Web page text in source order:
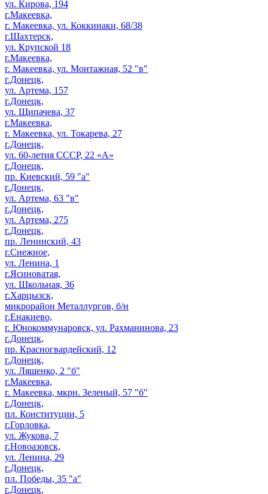
ул. Кирова, 194
г.Макеевка,
г. Макеевка, ул. Коккинаки, 68/38
г.Шахтерск,
ул. Крупской 18
г.Макеевка,
г. Макеевка, ул. Монтажная, 52 "в"
г.Донецк,
ул. Артема, 157
г.Донецк,
ул. Щипачева, 37
г.Макеевка,
г. Макеевка, ул. Токарева, 27
г.Донецк,
ул. 60-летия СССР, 22 «А»
г.Донецк,
пр. Киевский, 59 "а"
г.Донецк,
ул. Артема, 63 "в"
г.Донецк,
ул. Артема, 275
г.Донецк,
пр. Ленинский, 43
г.Снежное,
ул. Ленина, 1
г.Ясиноватая,
ул. Школьная, 36
г.Харцызск,
микрорайон Металлургов, б/н
г.Енакиево,
г. Юнокоммунаровск, ул. Рахманинова, 23
г.Донецк,
пр. Красногвардейский, 12
г.Донецк,
ул. Ляшенко, 2 "б"
г.Макеевка,
г. Макеевка, мкрн. Зеленый, 57 "б"
г.Донецк,
пл. Конституции, 5
г.Горловка,
ул. Жукова, 7
г.Новоазовск,
ул. Ленина, 29
г.Донецк,
пл. Победы, 35 "а"
г.Донецк,